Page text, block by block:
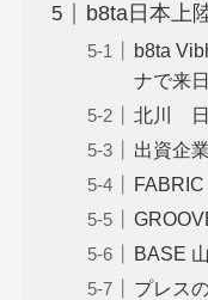
b8ta日本上
b8ta
ナで来
北川 日
出資企
BASE
プレス